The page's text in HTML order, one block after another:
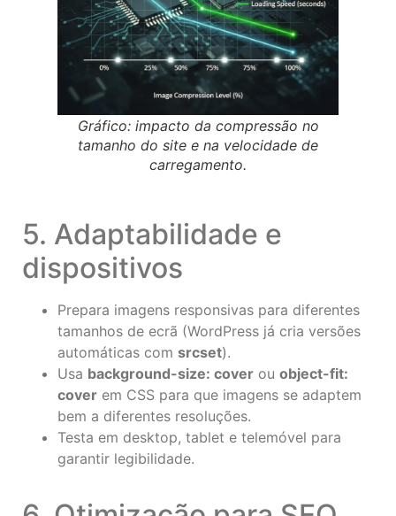
Gráfico: impacto da compressão no
tamanho do site e na velocidade de
carregamento.
5. Adaptabilidade e
dispositivos
Prepara imagens responsivas para diferentes
tamanhos de ecrã (WordPress já cria versões
automáticas com srcset).
Usa background-size: cover ou object-fit:
cover em CSS para que imagens se adaptem
bem a diferentes resoluções.
Testa em desktop, tablet e telemóvel para
garantir legibilidade.